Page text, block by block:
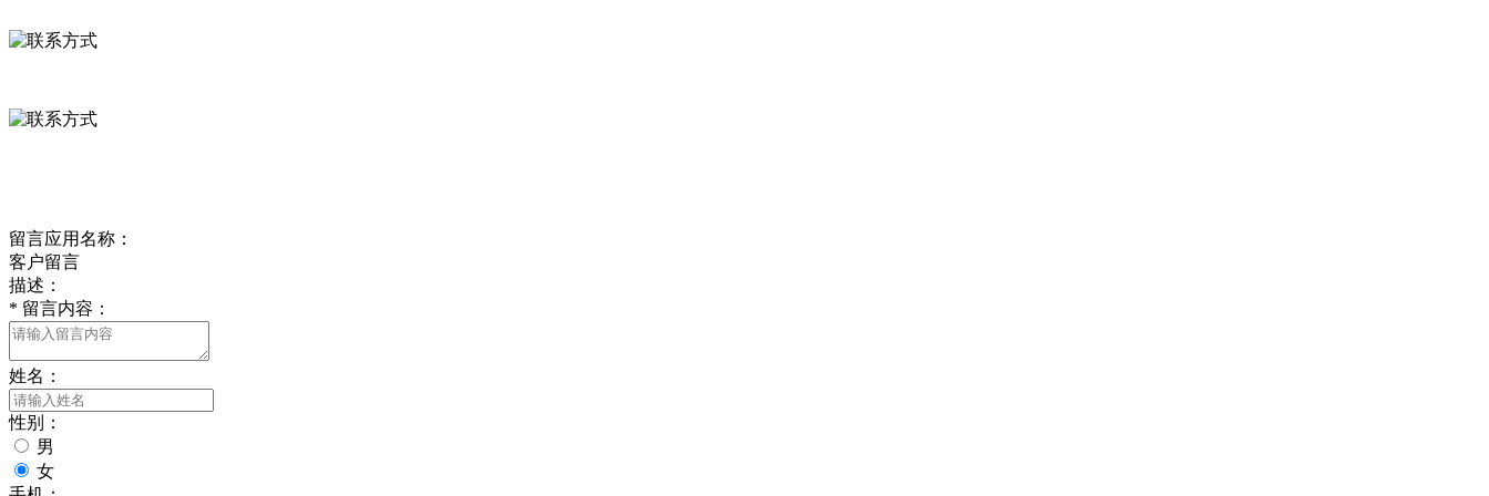
留言应用名称：
客户留言
描述：
* 留言内容：
姓名：
性别：
男
女